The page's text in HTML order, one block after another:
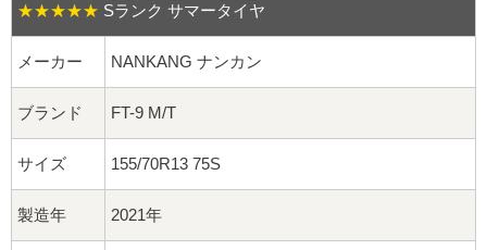
ロング袋ナット
ショート袋ナット
スチール鉄ホイール
★★★★★ Sランク サマータイヤ
メーカー NANKANG ナンカン
ブランド FT-9 M/T
サイズ 155/70R13 75S
製造年 2021年